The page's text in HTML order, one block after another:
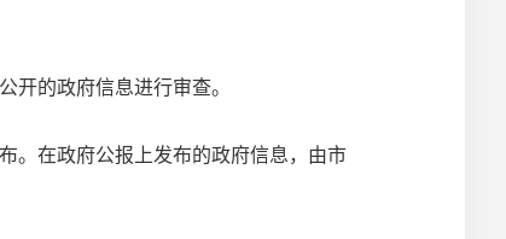
的政府信息进行审查。
在政府公报上发布的政府信息，由市